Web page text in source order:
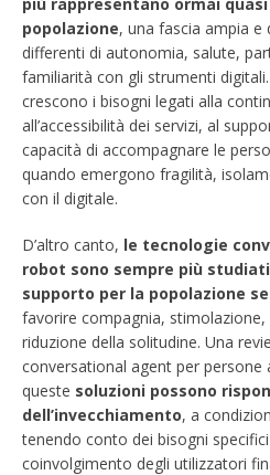
popolazione, una fascia ampia e
differenti di autonomia, salute,
familiarità con gli strumenti
crescono i bisogni legati alla
all’accessibilità dei servizi, al
capacità di accompagnare le
quando emergono fragilità,
con il digitale.
D’altro canto, le tecnologie
robot sono sempre più
supporto per la popolazione
favorire compagnia, stimolazione,
riduzione della solitudine. Una
conversational agent per persone
queste soluzioni possono
dell’invecchiamento, a
tenendo conto dei bisogni
coinvolgimento degli utilizzatori